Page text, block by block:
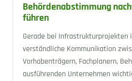
Behördenabstimmung
führen
Gerade bei Infrastrukturprojekten
verständliche Kommunikation
Vorhabenträgern, Fachplanern,
ausführenden Unternehmen